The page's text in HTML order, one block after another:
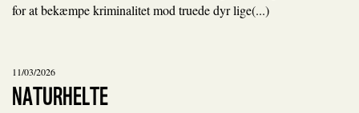
for at bekæmpe kriminalitet mod truede dyr lige(...)
11/03/2026
NATURHELTE